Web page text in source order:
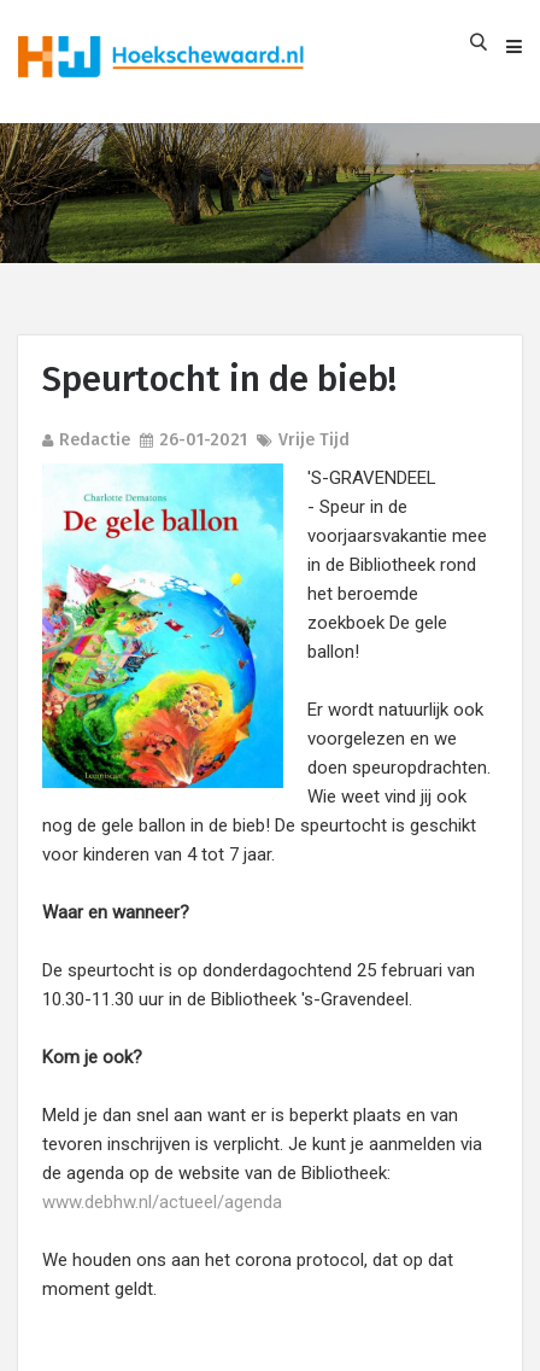
Speurtocht in de bieb!
Redactie 26-01-2021 Vrije Tijd
'S-GRAVENDEEL
- Speur in de
voorjaarsvakantie mee
in de Bibliotheek rond
het beroemde
zoekboek De gele
ballon!
Er wordt natuurlijk ook
voorgelezen en we
doen speuropdrachten.
Wie weet vind jij ook
nog de gele ballon in de bieb! De speurtocht is geschikt
voor kinderen van 4 tot 7 jaar.
Waar en wanneer?
De speurtocht is op donderdagochtend 25 februari van
10.30-11.30 uur in de Bibliotheek 's-Gravendeel.
Kom je ook?
Meld je dan snel aan want er is beperkt plaats en van
tevoren inschrijven is verplicht. Je kunt je aanmelden via
de agenda op de website van de Bibliotheek:
www.debhw.nl/actueel/agenda
We houden ons aan het corona protocol, dat op dat
moment geldt.